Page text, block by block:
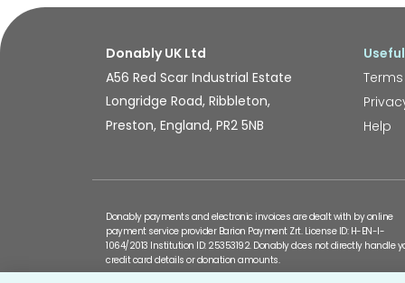
Donably UK Ltd
A56 Red Scar Industrial Estate
Longridge Road, Ribbleton,
Preston, England, PR2 5NB
Useful
Help
Donably payments and electronic invoices are dealt with by online
payment service provider Barion Payment Zrt. License ID: H-EN-I-
1064/2013 Institution ID: 25353192. Donably does not directly handle
credit card details or donation amounts.